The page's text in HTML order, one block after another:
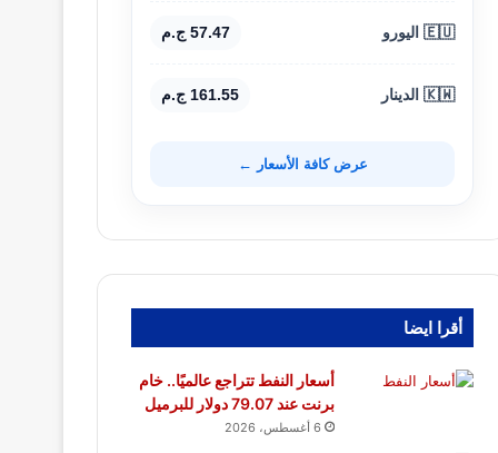
🇪🇺 اليورو 57.47 ج.م
🇰🇼 الدينار 161.55 ج.م
عرض كافة الأسعار ←
أقرا ايضا
أسعار النفط تتراجع عالميًا.. خام
برنت عند 79.07 دولار للبرميل
6 أغسطس، 2026